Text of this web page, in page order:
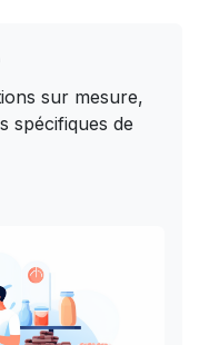
sur mesure,
spécifiques de